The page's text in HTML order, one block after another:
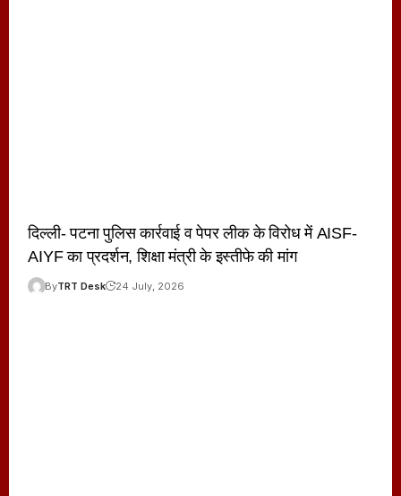
दिल्ली- पटना पुलिस कार्रवाई व पेपर लीक के विरोध में AISF-
AIYF का प्रदर्शन, शिक्षा मंत्री के इस्तीफे की मांग
ByTRT Desk 24 July, 2026